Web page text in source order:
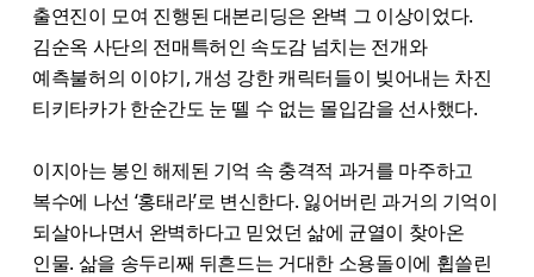
출연진이 모여 진행된 대본리딩은 완벽 그 이상이었다.
김순옥 사단의 전매특허인 속도감 넘치는 전개와
예측불허의 이야기, 개성 강한 캐릭터들이 빚어내는 차진
티키타카가 한순간도 눈 뗄 수 없는 몰입감을 선사했다.
이지아는 봉인 해제된 기억 속 충격적 과거를 마주하고
복수에 나선 ‘홍태라’로 변신한다. 잃어버린 과거의 기억이
되살아나면서 완벽하다고 믿었던 삶에 균열이 찾아온
인물. 삶을 송두리째 뒤흔드는 거대한 소용돌이에 휩쓸린